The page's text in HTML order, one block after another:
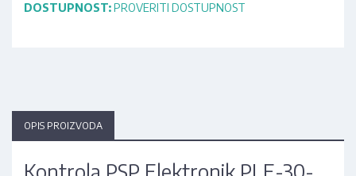
DOSTUPNOST:PROVERITI DOSTUPNOST
OPIS PROIZVODA